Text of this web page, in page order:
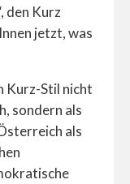
den Kurz
jetzt, was
Kurz-Stil nicht
sondern als
als